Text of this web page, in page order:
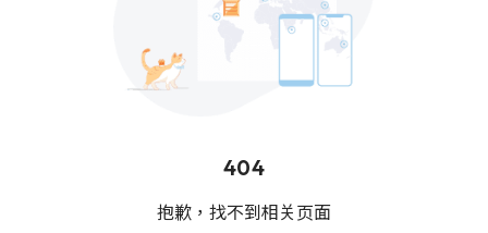
404
抱歉，找不到相关页面